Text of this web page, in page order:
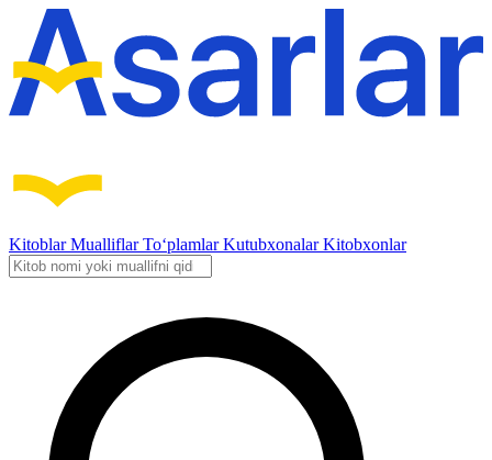
KitoblarMualliflarTo‘plamlarKutubxonalarKitobxonlar